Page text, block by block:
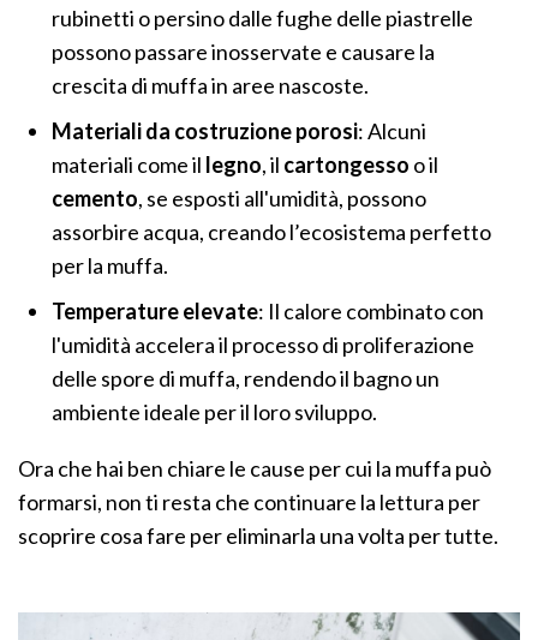
rubinetti o persino dalle fughe delle piastrelle
possono passare inosservate e causare la
crescita di muffa in aree nascoste.
Materiali da costruzione porosi: Alcuni
materiali come il legno, il cartongesso o il
cemento, se esposti all'umidità, possono
assorbire acqua, creando l’ecosistema perfetto
per la muffa.
Temperature elevate: Il calore combinato con
l'umidità accelera il processo di proliferazione
delle spore di muffa, rendendo il bagno un
ambiente ideale per il loro sviluppo.
Ora che hai ben chiare le cause per cui la muffa può
formarsi, non ti resta che continuare la lettura per
scoprire cosa fare per eliminarla una volta per tutte.